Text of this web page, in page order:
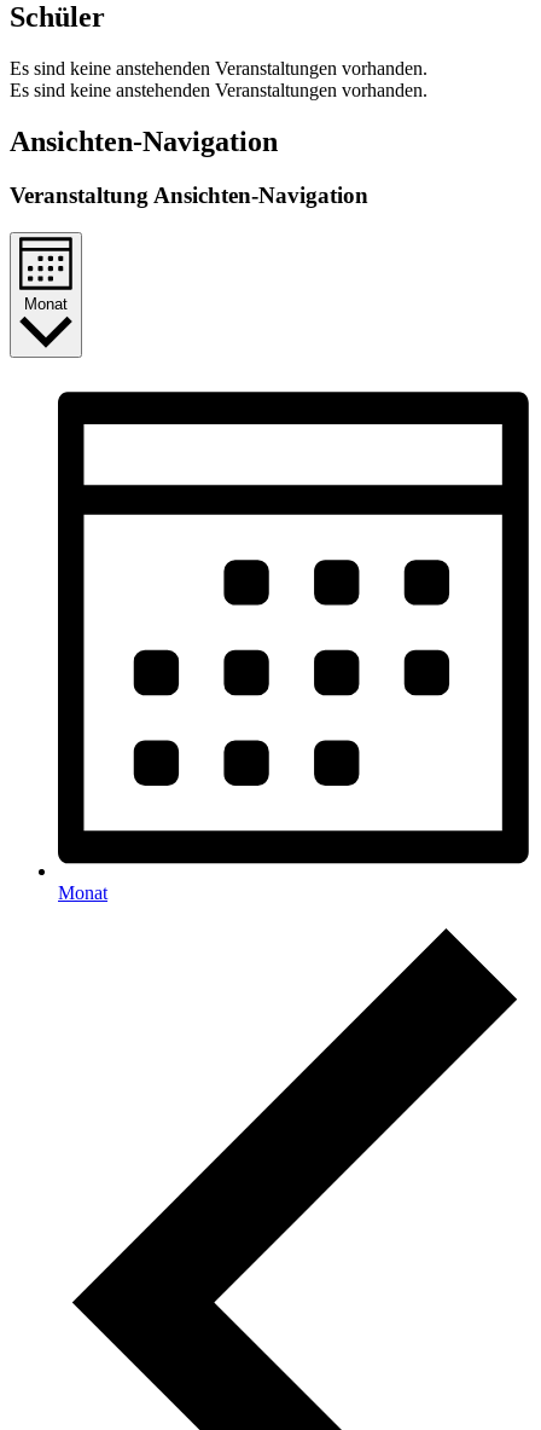
Schüler
Es sind keine anstehenden Veranstaltungen vorhanden.
Es sind keine anstehenden Veranstaltungen vorhanden.
Ansichten-Navigation
Veranstaltung Ansichten-Navigation
Monat
Monat